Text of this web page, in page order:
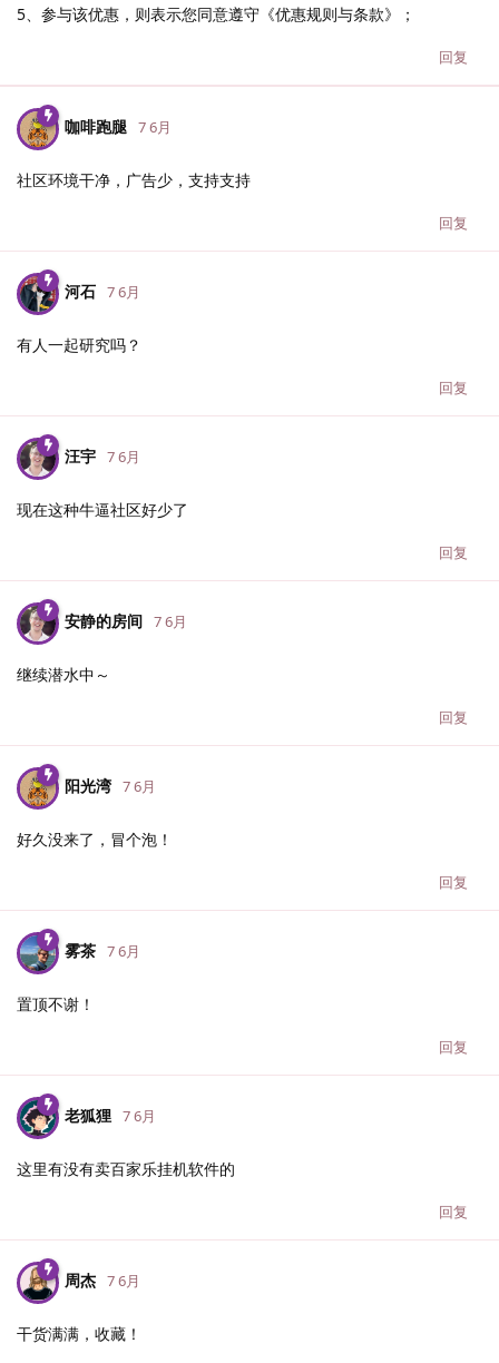
5、参与该优惠，则表示您同意遵守《优惠规则与条款》；
回复
咖啡跑腿 7 6月
社区环境干净，广告少，支持支持
回复
河石 7 6月
有人一起研究吗？
回复
汪宇 7 6月
现在这种牛逼社区好少了
回复
安静的房间 7 6月
继续潜水中～
回复
阳光湾 7 6月
好久没来了，冒个泡！
回复
雾茶 7 6月
置顶不谢！
回复
老狐狸 7 6月
这里有没有卖百家乐挂机软件的
回复
周杰 7 6月
干货满满，收藏！